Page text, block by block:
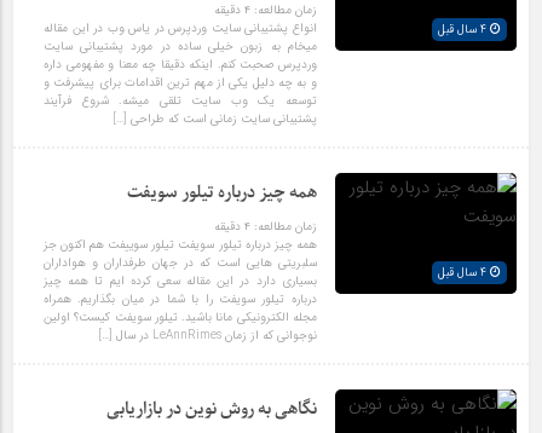
زمان مطالعه:۴ دقیقه
انواع پشتیبانی سایت وردپرس در یاس وب در این مقاله
میخام به زبون خیلی ساده در مورد پشتیبانی سایت
وردپرس صحبت کنم. اینکه دقیقا چه معنا و مفهومی داره
و به چه دلیل یکی از مهم ترین اقدامات برای پیشرفت و
توسعه یک وب سایت تلقی میشه. شروع فرآیند
پشتیبانی سایت زمانی است که طراحی […]
همه چیز درباره تیلور سویفت
زمان مطالعه:۴ دقیقه
همه چیز درباره تیلور سویفت تیلور سوییفت هم اکنون جز
سلبریتی هایی است که در جهان طرفداران و هواداران
بسیاری دارد در این مقاله سعی کرده ایم تا همه چیز
درباره تیلور سویفت را با شما در میان بگذاریم. همراه
مجله الکترونیکی مانا باشید. تیلور سویفت کیست؟ اولین
نوجوانی که از زمان LeAnnRimes در سال […]
نگاهی به روش نوین در بازاریابی